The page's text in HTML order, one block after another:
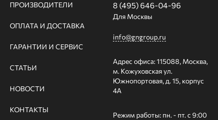
ПРОИЗВОДИТЕЛИ
ОПЛАТА И ДОСТАВКА
ГАРАНТИИ И СЕРВИС
СТАТЬИ
НОВОСТИ
КОНТАКТЫ
8 (495) 646-04-96
Для Москвы
info@gngroup.ru
Адрес офиса: 115088, Москва,
м. Кожуховская ул.
Южнопортовая, д. 15, корпус
4А
Режим работы: пн. - пт. с 9:00